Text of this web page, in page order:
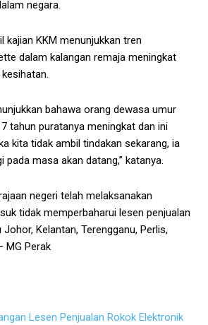
negara.
kajian KKM menunjukkan tren
dalam kalangan remaja meningkat
bahawa orang dewasa umur
tahun puratanya meningkat dan ini
kita tidak ambil tindakan sekarang, ia
pada masa akan datang,” katanya.
negeri telah melaksanakan
tidak memperbaharui lesen penjualan
Kelantan, Terengganu, Perlis,
MG Perak
Lesen Penjualan Rokok Elektronik